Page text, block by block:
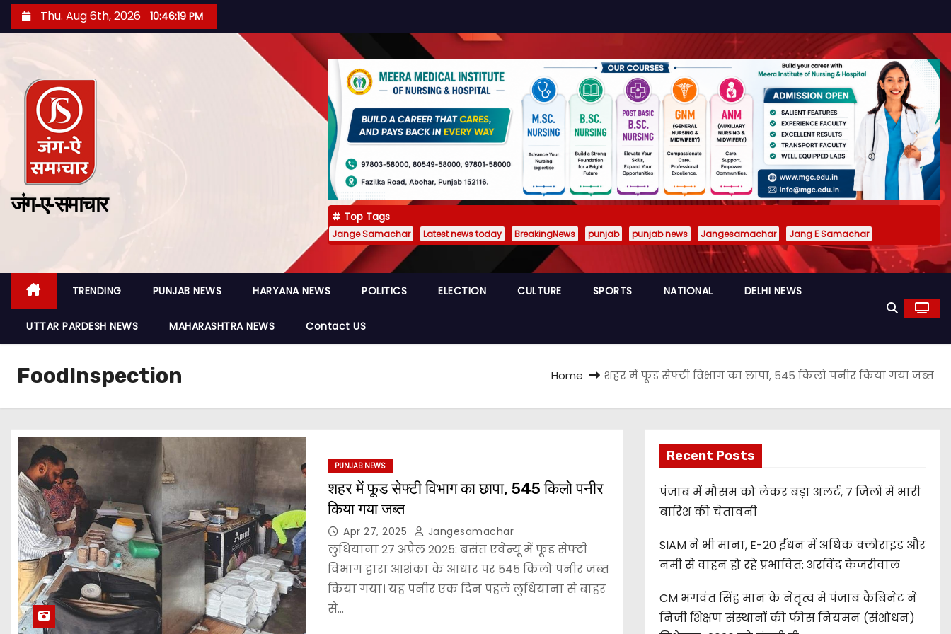
Thu. Aug 6th, 2026 10:46:20 PM
जंग-ए-समाचार
Top Tags
Jange Samachar Latest news today BreakingNews punjab punjab news Jangesamachar Jang E Samachar
TRENDING PUNJAB NEWS HARYANA NEWS POLITICS ELECTION CULTURE SPORTS NATIONAL DELHI NEWS
UTTAR PARDESH NEWS MAHARASHTRA NEWS Contact US
FoodInspection Home शहर में फूड सेफ्टी विभाग का छापा, 545 किलो पनीर किया गया जब्त
PUNJAB NEWS
शहर में फूड सेफ्टी विभाग का छापा, 545 किलो पनीर
किया गया जब्त
Apr 27, 2025 Jangesamachar
लुधियाना 27 अप्रैल 2025: बसंत एवेन्यू में फूड सेफ्टी
विभाग द्वारा आशंका के आधार पर 545 किलो पनीर जब्त
किया गया। यह पनीर एक दिन पहले लुधियाना से बाहर
से…
Recent Posts
पंजाब में मौसम को लेकर बड़ा अलर्ट, 7 जिलों में भारी
बारिश की चेतावनी
SIAM ने भी माना, E-20 ईंधन में अधिक क्लोराइड और
नमी से वाहन हो रहे प्रभावित: अरविंद केजरीवाल
CM भगवंत सिंह मान के नेतृत्व में पंजाब कैबिनेट ने
निजी शिक्षण संस्थानों की फीस नियमन (संशोधन)